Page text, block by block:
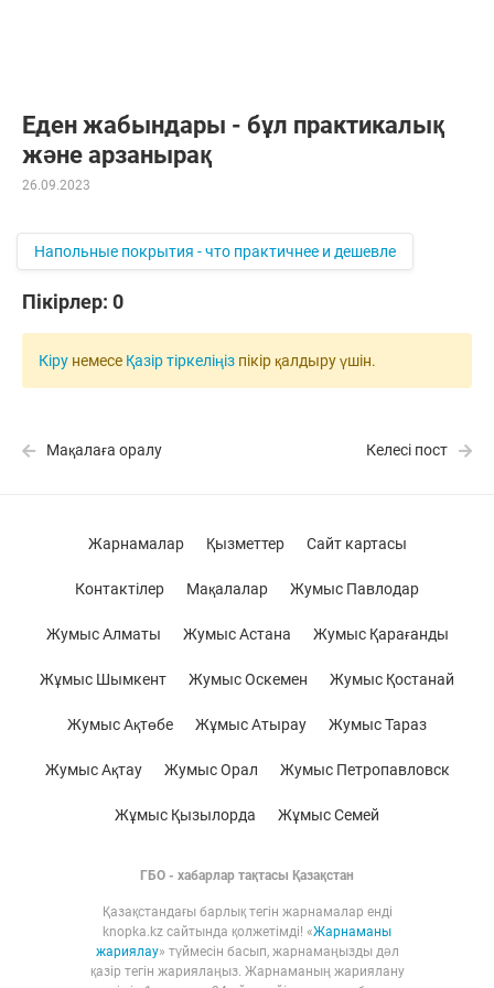
Еден жабындары - бұл практикалық
және арзанырақ
26.09.2023
Напольные покрытия - что практичнее и дешевле
Пікірлер: 0
Кіру немесе Қазір тіркеліңіз пікір қалдыру үшін.
Мақалаға оралу Келесі пост
ГБО - хабарлар тақтасы Қазақстан
Қазақстандағы барлық тегін жарнамалар енді
knopka.kz сайтында қолжетімді! «Жарнаманы
жариялау» түймесін басып, жарнамаңызды дәл
қазір тегін жариялаңыз. Жарнаманың жариялану
Жарнамалар Қызметтер Сайт картасы
Контактілер Мақалалар Жумыс Павлодар
Жумыс Алматы Жумыс Астана Жумыс Қарағанды
Жұмыс Шымкент Жумыс Оскемен Жумыс Қостанай
Жумыс Ақтөбе Жұмыс Атырау Жумыс Тараз
Жумыс Ақтау Жумыс Орал Жумыс Петропавловск
Жұмыс Қызылорда Жұмыс Семей